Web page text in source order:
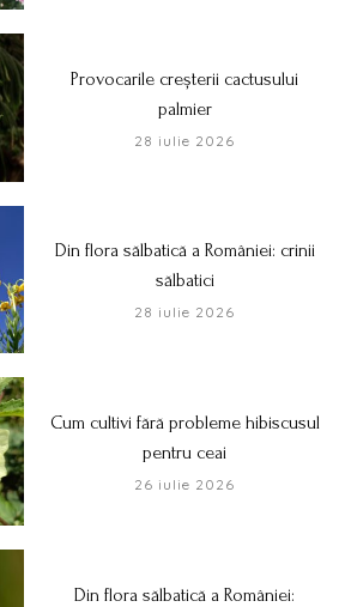
Provocarile creșterii cactusului
palmier
28 iulie 2026
Din flora sălbatică a României: crinii
sălbatici
28 iulie 2026
Cum cultivi fără probleme hibiscusul
pentru ceai
26 iulie 2026
Din flora sălbatică a României: